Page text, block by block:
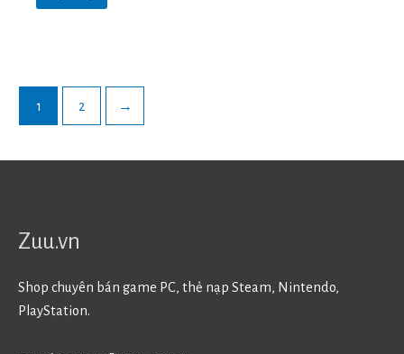
1 2 →
Zuu.vn
Shop chuyên bán game PC, thẻ nạp Steam, Nintendo,
PlayStation.